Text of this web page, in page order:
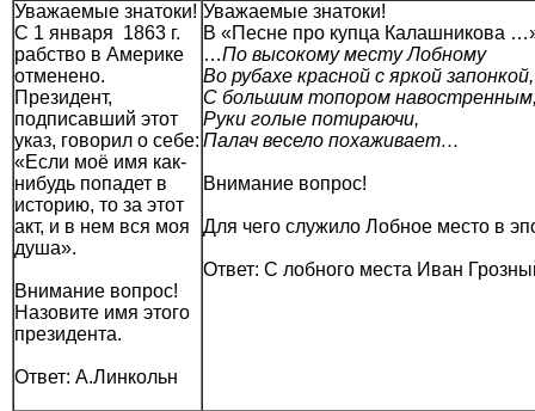
Уважаемые знатоки!
С 1 января 1863 г.
рабство в Америке
отменено.
Президент,
подписавший этот
указ, говорил о себе:
«Если моё имя как-
нибудь попадет в
историю, то за этот
акт, и в нем вся моя
душа».
Внимание вопрос!
Назовите имя этого
президента.
Ответ: А.Линкольн
Уважаемые знатоки!
В «Песне про купца Калашникова
…По высокому месту Лобному
Во рубахе красной с яркой запонкой,
С большим топором
Руки голые потираючи,
Палач весело похаживает…
Для чего служило Лобное место в
Ответ: С лобного места Иван